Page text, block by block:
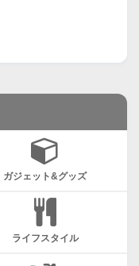
ガジェット&グッズ
ライフスタイル